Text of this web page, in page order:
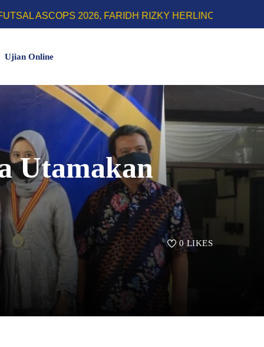
FARIDH RIZKY HERLINO SABET GELAR TOP SCORE |
Ujian Online
Utamakan
0LIKES